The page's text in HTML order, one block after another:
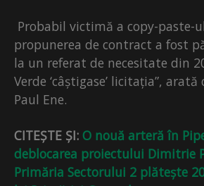
Probabil victimă a copy-paste-
propunerea de contract a fost
la un referat de necesitate din
Verde ‘câștigase’ licitația”,
Paul Ene.
CITEȘTE ȘI: O nouă arteră în
deblocarea proiectului Dimitrie
Primăria Sectorului 2 plătește